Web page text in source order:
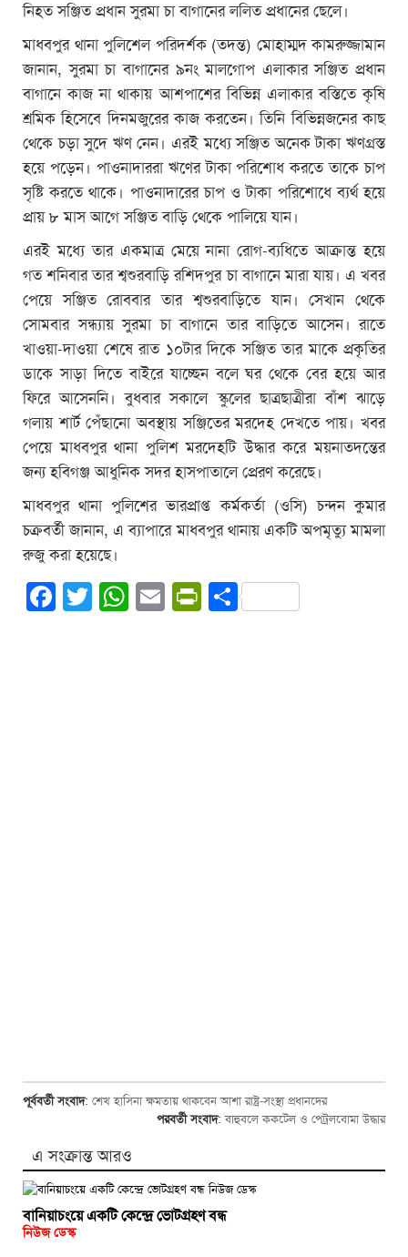
নিহত সঞ্জিত প্রধান সুরমা চা বাগানের ললিত প্রধানের ছেলে।
মাধবপুর থানা পুলিশেল পরিদর্শক (তদন্ত) মোহাম্মদ কামরুজ্জামান
জানান, সুরমা চা বাগানের ৯নং মালগোপ এলাকার সঞ্জিত প্রধান
বাগানে কাজ না থাকায় আশপাশের বিভিন্ন এলাকার বস্তিতে কৃষি
শ্রমিক হিসেবে দিনমজুরের কাজ করতেন। তিনি বিভিন্নজনের কাছ
থেকে চড়া সুদে ঋণ নেন। এরই মধ্যে সঞ্জিত অনেক টাকা ঋণগ্রস্ত
হয়ে পড়েন। পাওনাদাররা ঋণের টাকা পরিশোধ করতে তাকে চাপ
সৃষ্টি করতে থাকে। পাওনাদারের চাপ ও টাকা পরিশোধে ব্যর্থ হয়ে
প্রায় ৮ মাস আগে সঞ্জিত বাড়ি থেকে পালিয়ে যান।
এরই মধ্যে তার একমাত্র মেয়ে নানা রোগ-ব্যধিতে আক্রান্ত হয়ে
গত শনিবার তার শ্বশুরবাড়ি রশিদপুর চা বাগানে মারা যায়। এ খবর
পেয়ে সঞ্জিত রোববার তার শ্বশুরবাড়িতে যান। সেখান থেকে
সোমবার সন্ধ্যায় সুরমা চা বাগানে তার বাড়িতে আসেন। রাতে
খাওয়া-দাওয়া শেষে রাত ১০টার দিকে সঞ্জিত তার মাকে প্রকৃতির
ডাকে সাড়া দিতে বাইরে যাচ্ছেন বলে ঘর থেকে বের হয়ে আর
ফিরে আসেননি। বুধবার সকালে স্কুলের ছাত্রছাত্রীরা বাঁশ ঝাড়ে
গলায় শার্ট পেঁছানো অবস্থায় সঞ্জিতের মরদেহ দেখতে পায়। খবর
পেয়ে মাধবপুর থানা পুলিশ মরদেহটি উদ্ধার করে ময়নাতদন্তের
জন্য হবিগঞ্জ আধুনিক সদর হাসপাতালে প্রেরণ করেছে।
মাধবপুর থানা পুলিশের ভারপ্রাপ্ত কর্মকর্তা (ওসি) চন্দন কুমার
চক্রবর্তী জানান, এ ব্যাপারে মাধবপুর থানায় একটি অপমৃত্যু মামলা
রুজু করা হয়েছে।
Facebook
Twitter
WhatsApp
EmailPrintFriendly
Share
পূর্ববর্তী সংবাদ: শেখ হাসিনা ক্ষমতায় থাকবেন আশা রাষ্ট্র-সংস্থা প্রধানদের
পরবর্তী সংবাদ:বাহুবলে ককটেল ও পেট্রলবোমা উদ্ধার
এ সংক্রান্ত আরও
বানিয়াচংয়ে একটি কেন্দ্রে ভোটগ্রহণ বন্ধ
নিউজ ডেস্ক